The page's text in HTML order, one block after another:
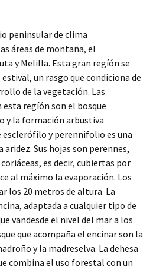
peninsular de clima
áreas de montaña, el
y Melilla. Esta gran regíón se
un rasgo que condiciona de
de la vegetación. Las
regíón son el bosque
y la formación arbustiva
esclerófilo y perennifolio es una
Sus hojas son perennes,
es decir, cubiertas por
al máximo la evaporación. Los
los 20 metros de altura. La
adaptada a cualquier tipo de
vandesde el nivel del mar a los
que acompaña el encinar son la
y la madreselva. La dehesa
combina el uso forestal con un